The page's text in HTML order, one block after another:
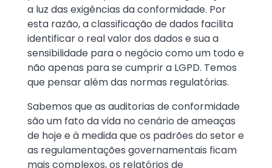
a luz das exigências da conformidade. Por
esta razão, a classificação de dados facilita
identificar o real valor dos dados e sua a
sensibilidade para o negócio como um todo e
não apenas para se cumprir a LGPD. Temos
que pensar além das normas regulatórias.
Sabemos que as auditorias de conformidade
são um fato da vida no cenário de ameaças
de hoje e à medida que os padrões do setor e
as regulamentações governamentais ficam
mais complexos, os relatórios de